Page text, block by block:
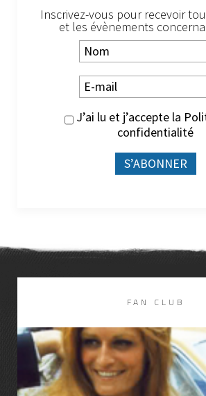
Inscrivez-vous pour recevoir
et les évènements
J’ai lu et j’accepte la
confidentialité
FAN CLUB